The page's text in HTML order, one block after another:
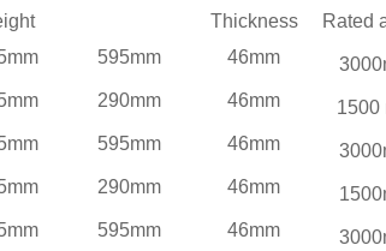
Thickness
Rated
595mm 46mm
290mm 46mm 1500
595mm 46mm
290mm 46mm
595mm 46mm